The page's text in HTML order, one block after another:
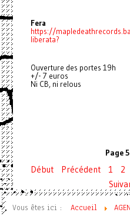
Fera
https://
liberata?
Ouverture des portes 19h
+/- 7 euros
Ni CB, ni relous
Page
Début Précédent 1 2
Vous êtes ici : Accueil